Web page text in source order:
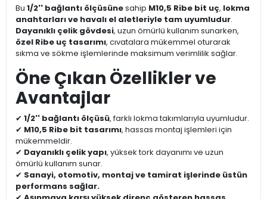
Bu 1/2'' bağlantı ölçüsünesahip M10,5 Ribe bit uç, lokma
anahtarları ve havalı el aletleriyle tam uyumludur.
Dayanıklı çelik gövdesi, uzun ömürlü kullanım sunarken,
özel Ribe uç tasarımı, cıvatalara mükemmel oturarak
sıkma ve sökme işlemlerinde maksimum verimlilik sağlar.
Öne Çıkan Özellikler ve
Avantajlar
✔ 1/2'' bağlantı ölçüsü, farklı lokma takımlarıyla uyumludur.
✔ M10,5 Ribe bit tasarımı, hassas montaj işlemleri için
mükemmeldir.
✔ Dayanıklı çelik yapı, yüksek tork dayanımı ve uzun
ömürlü kullanım sunar.
✔ Sanayi, otomotiv, montaj ve tamirat işlerinde üstün
performans sağlar.